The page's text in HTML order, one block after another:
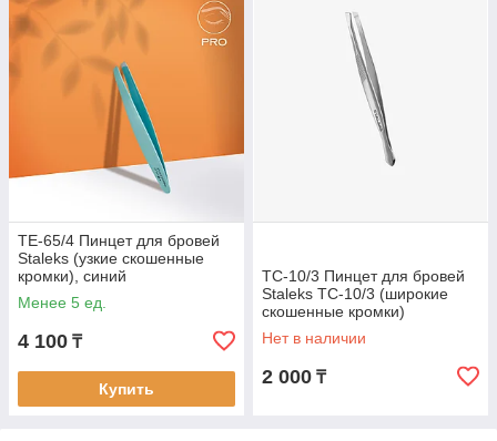
TE-65/4 Пинцет для бровей
Staleks (узкие скошенные
кромки), синий
Менее 5 ед.
4 100 ₸
Купить
TC-10/3 Пинцет для бровей
Staleks TC-10/3 (широкие
скошенные кромки)
Нет в наличии
2 000 ₸